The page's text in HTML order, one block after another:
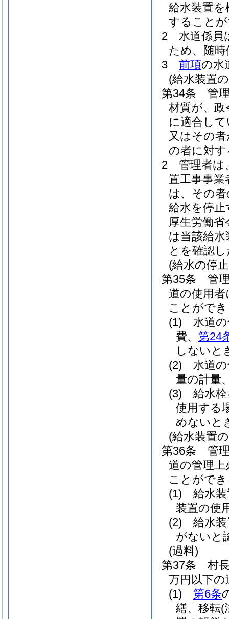
給水装置を
すること
2
水道係員
ため、随
3
前項の水
(給水装置
第34条
管
材質が、
に適合し
又はその
の者に対
2
管理者は
置工事事
は、その
給水を停
厚生労働
は当該給
とを確認
(給水の停
第35条
管
道の使用
ことがで
(1)
水道
費、 第24
しないと
(2)
水道
量の計量
(3)
給水
使用する
めないと
(給水装置
第36条
管
道の管理
ことがで
(1)
給水
装置の使
(2)
給水
がないと
(過料)
第37条
村
万円以下
(1)
第6条
繕、移転(